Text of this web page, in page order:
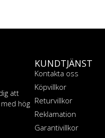
att
hög
KUNDTJÄNST
Kontakta oss
Köpvillkor
Returvillkor
Reklamation
Garantivillkor